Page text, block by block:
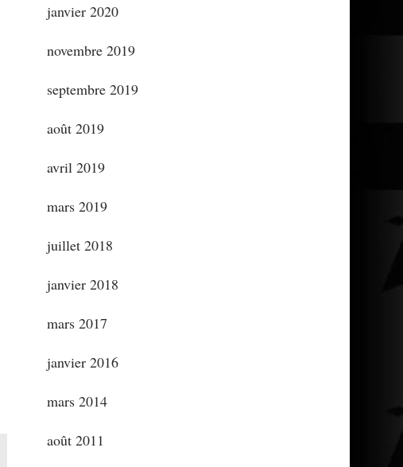
janvier 2020
novembre 2019
septembre 2019
août 2019
avril 2019
mars 2019
juillet 2018
janvier 2018
mars 2017
janvier 2016
mars 2014
août 2011